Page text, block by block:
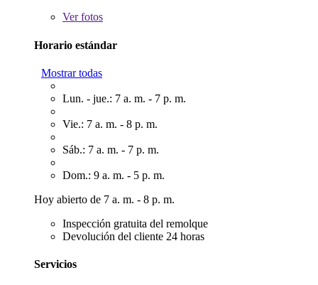
Verfotos
Horario estándar
Mostrar todas
Lun. - jue.: 7 a. m. - 7 p. m.
Vie.: 7 a. m. - 8 p. m.
Sáb.: 7 a. m. - 7 p. m.
Dom.: 9 a. m. - 5 p. m.
Hoy abierto de 7 a. m. - 8 p. m.
Inspección gratuita del remolque
Devolución del cliente 24 horas
Servicios